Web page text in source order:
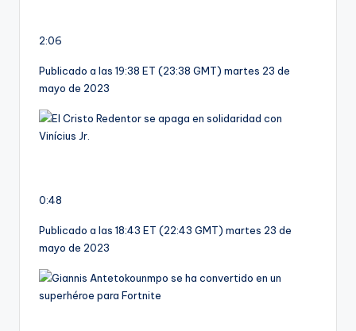
2:06
Publicado a las 19:38 ET (23:38 GMT) martes 23 de
mayo de 2023
0:48
Publicado a las 18:43 ET (22:43 GMT) martes 23 de
mayo de 2023